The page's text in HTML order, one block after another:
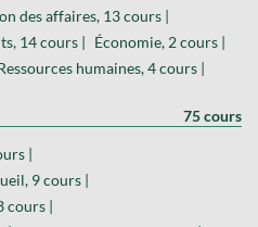
des affaires, 13 cours |
14 cours |
Économie, 2 cours |
humaines, 4 cours |
75 cours
|
9 cours |
|